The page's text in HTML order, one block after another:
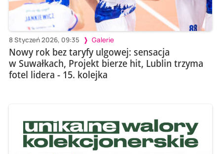
8 Styczeń 2026, 09:35 Galerie
Nowy rok bez taryfy ulgowej: sensacja
w Suwałkach, Projekt bierze hit, Lublin trzyma
fotel lidera - 15. kolejka